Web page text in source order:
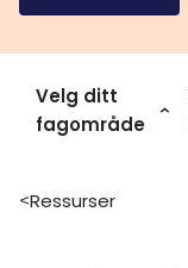
Velg ditt
fagområde
>Ressurser